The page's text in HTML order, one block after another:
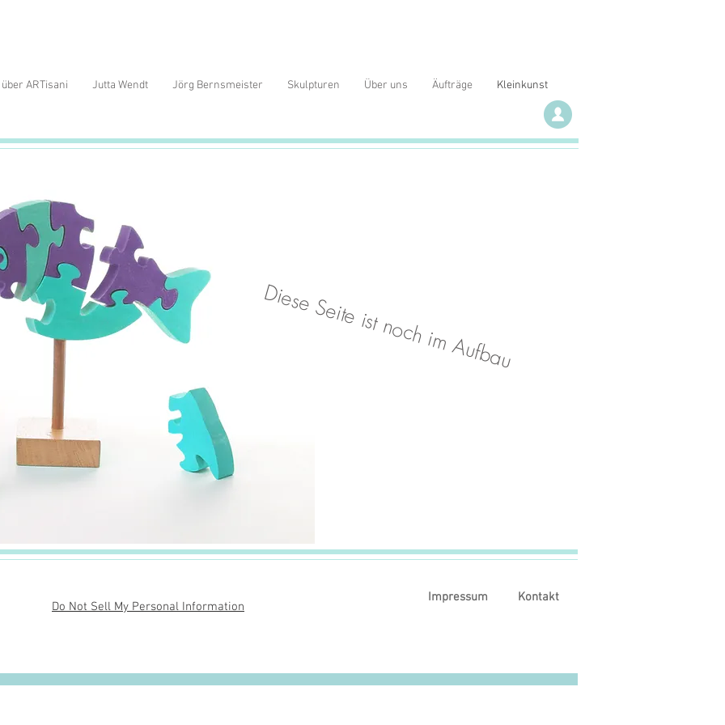
über ARTisani Jutta Wendt Jörg Bernsmeister Skulpturen Über uns Äufträge Kleinkunst
Diese Seite ist noch im Aufbau
Do Not Sell My Personal Information
Impressum Kontakt